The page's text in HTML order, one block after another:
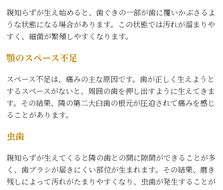
親知らずが生え始めると、歯ぐきの一部が歯に覆いかぶさるよ
うな状態になる場合があります。この状態では汚れが溜まりや
すく、細菌が繁殖しやすくなります。
顎のスペース不足
スペース不足は、痛みの主な原因です。歯が正しく生えようと
するスペースがないと、周囲の歯を押し出すように生えてきま
す。その結果、隣の第二大臼歯の根元が圧迫されて痛みを感じ
ることがあります。
虫歯
親知らずが生えてくると隣の歯との間に隙間ができることが多
く、歯ブラシが届きにくい部位が生まれます。その結果、磨き
残しによって汚れがたまりやすくなり、虫歯が発生することが